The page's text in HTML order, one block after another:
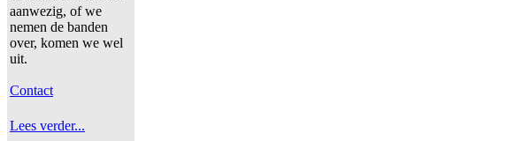
aanwezig, of we
nemen de banden
over, komen we wel
uit.
Contact
Lees verder...